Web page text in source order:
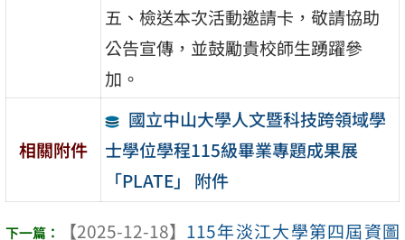
五、檢送本次活動邀請卡，敬請協助
公告宣傳，並鼓勵貴校師生踴躍參
加。
相關附件
國立中山大學人文暨科技跨領域學
士學位學程115級畢業專題成果展
「PLATE」 附件
【2025-12-18】 115年淡江大學第四屆資圖